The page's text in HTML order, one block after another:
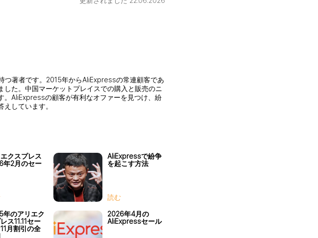
つ著者です。2015年からAliExpressの常連顧客であ
た。中国マーケットプレイスでの購入と販売のニ
。AliExpressの顧客が有利なオファーを見つけ、紛
しています。
クスプレス
年2月のセー
AliExpressで紛争
を起こす方法
読む
年のアリエク
ス11.11セー
月割引の全
2026年4月の
AliExpressセール